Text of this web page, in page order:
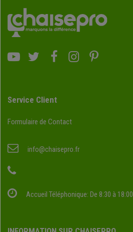
Service Client
Formulaire de Contact
info@chaisepro.fr
Accueil Téléphonique: De 8:30 à 18:00